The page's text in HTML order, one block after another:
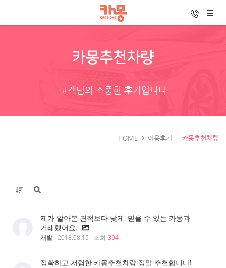
카몽추천차량
고객님의 소중한 후기입니다
HOME 이용후기 카몽추천차량
제가 알아본 견적보다 낮게, 믿을 수 있는 카몽과
거래했어요.
개발 2018.08.15 조회 394
정확하고 저렴한 카몽추천차량 정말 추천합니다!